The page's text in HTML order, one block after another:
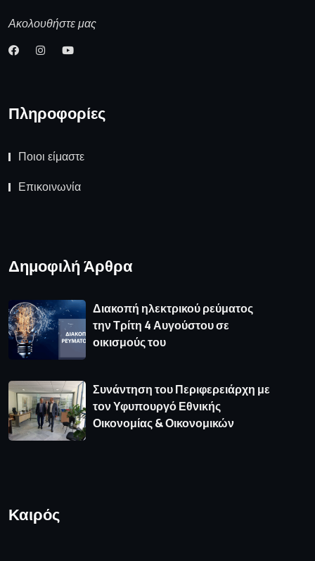
Ακολουθήστε μας
Πληροφορίες
Ποιοι είμαστε
Επικοινωνία
Δημοφιλή Άρθρα
Διακοπή ηλεκτρικού ρεύματος
την Τρίτη 4 Αυγούστου σε
οικισμούς του
Συνάντηση του Περιφερειάρχη με
τον Υφυπουργό Εθνικής
Οικονομίας & Οικονομικών
Καιρός